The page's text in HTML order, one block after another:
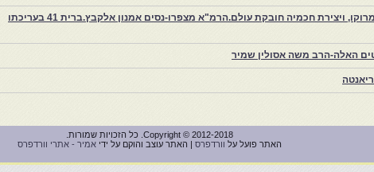
צפרו – קהילה יהודית קטנה במרוקו, ויצירת חכמיה חובקת עולם.הרמ"א מצפרו-נסים אמנון אלקבץ.ברית 41 בעריכתו
האלה-הרב משה אסולין שמיר
Copyright © 2012-2018. כל הזכויות שמורות.
האתר פועל על וורדפרס | האתר עוצב והוקם על ידי אמיר - אתרי וורדפרס